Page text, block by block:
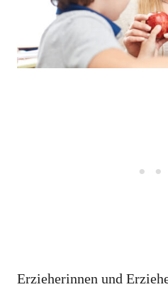
Erzieherinnen und